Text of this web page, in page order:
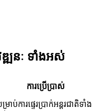
ឍនៈ ទាំងអស់
ការប្រើប្រាស់
រាប់ការផ្ទេរប្រាក់អន្តរជាតិទាំង